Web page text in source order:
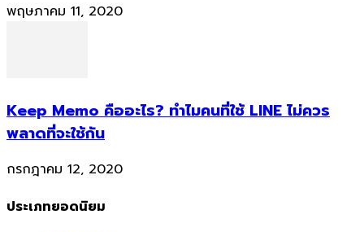
พฤษภาคม 11, 2020
Keep Memo คืออะไร? ทำไมคนที่ใช้ LINE ไม่ควร
พลาดที่จะใช้กัน
กรกฎาคม 12, 2020
ประเภทยอดนิยม